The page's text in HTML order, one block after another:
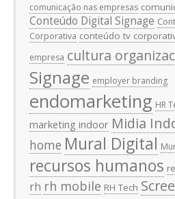
comunicação nas empresas
Conteúdo Digital Signage
Corporativa conteúdo tv
empresa cultura
Signage employer branding
endomarketing HR
marketing indoor Midia
home Mural Digital
recursos humanos
rh rh mobile RH Tech